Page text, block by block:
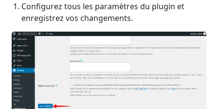
Configurez tous les paramètres du plugin et
enregistrez vos changements.